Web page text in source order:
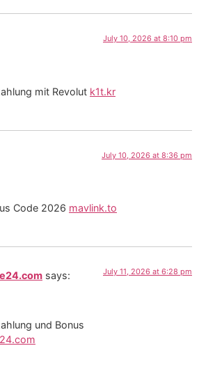
July 10, 2026 at 8:10 pm
mit Revolut k1t.kr
July 10, 2026 at 8:36 pm
Code 2026 mavlink.to
says: July 11, 2026 at 6:28 pm
und Bonus